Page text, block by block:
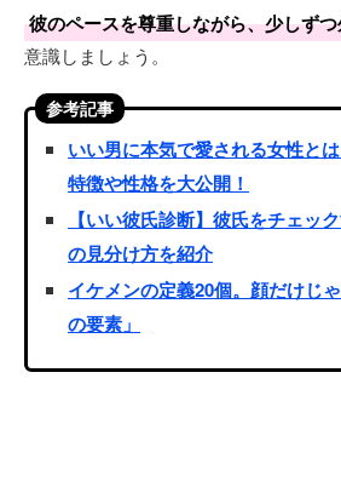
彼のペースを尊重しながら、少しず
意識しましょう。
参考記事
いい男に本気で愛される女性と
特徴や性格を大公開！
【いい彼氏診断】彼氏をチェッ
の見分け方を紹介
イケメンの定義20個。顔だけじ
の要素」